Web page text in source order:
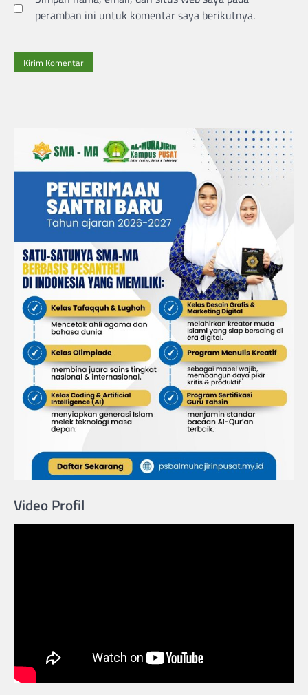
peramban ini untuk komentar saya berikutnya.
Video Profil